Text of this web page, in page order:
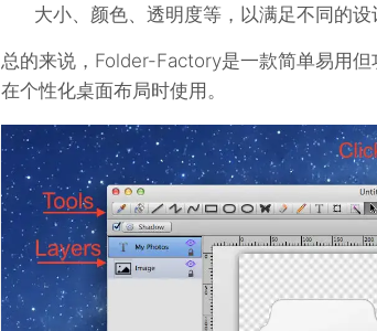
大小、颜色、透明度等，以满足不同的设
总的来说，Folder-Factory是一款简单易用
在个性化桌面布局时使用。